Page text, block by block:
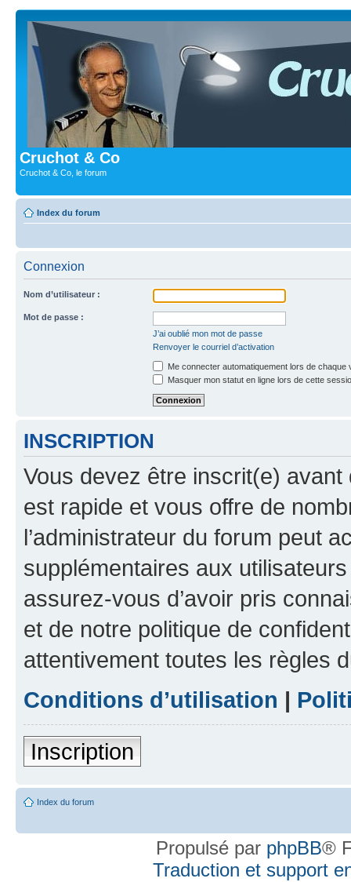
Cruchot & Co
Cruchot & Co, le forum
Index du forum
Connexion
Nom d’utilisateur :
Mot de passe :
J’ai oublié mon mot de passe
Renvoyer le courriel d’activation
Me connecter automatiquement lors de chaque
Masquer mon statut en ligne lors de cette
INSCRIPTION
Vous devez être inscrit(e) avant
est rapide et vous offre de
l’administrateur du forum peut
supplémentaires aux
assurez-vous d’avoir pris
et de notre politique de
attentivement toutes les règles
Conditions d’utilisation |
Inscription
Index du forum
Propulsé par phpBB®
Traduction et support